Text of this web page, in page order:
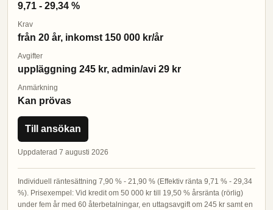
9,71 - 29,34 %
Krav
från 20 år, inkomst 150 000 kr/år
Avgifter
uppläggning 245 kr, admin/avi 29 kr
Anmärkning
Kan prövas
Till ansökan
Uppdaterad 7 augusti 2026
Individuell räntesättning 7,90 % - 21,90 % (Effektiv ränta 9,71 % - 29,34
%). Prisexempel: Vid kredit om 50 000 kr till 19,50 % årsränta (rörlig)
under fem år med 60 återbetalningar, en uttagsavgift om 245 kr samt en